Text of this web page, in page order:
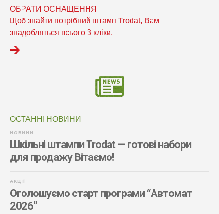
ОБРАТИ ОСНАЩЕННЯ
Щоб знайти потрібний штамп Trodat, Вам
знадобляться всього 3 кліки.
ОСТАННІ НОВИНИ
НОВИНИ
Шкільні штампи Trodat — готові набори
для продажу Вітаємо!
АКЦІЇ
Оголошуємо старт програми “Автомат
2026”